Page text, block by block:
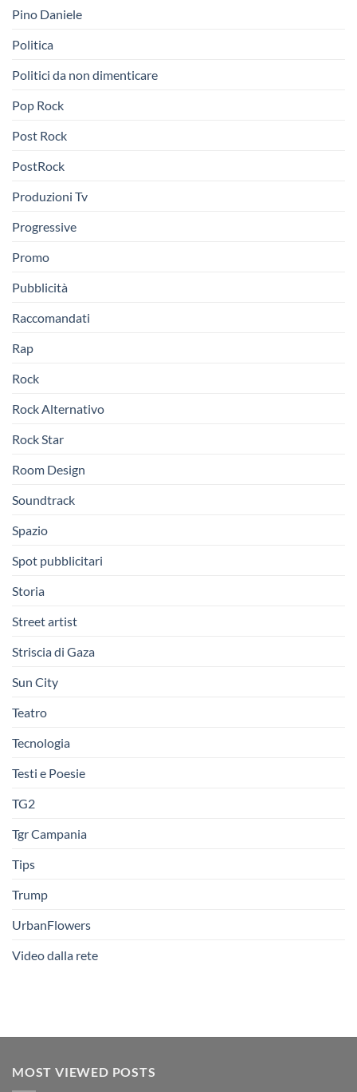
Pino Daniele
Politica
Politici da non dimenticare
Pop Rock
Post Rock
PostRock
Produzioni Tv
Progressive
Promo
Pubblicità
Raccomandati
Rap
Rock
Rock Alternativo
Rock Star
Room Design
Soundtrack
Spazio
Spot pubblicitari
Storia
Street artist
Striscia di Gaza
Sun City
Teatro
Tecnologia
Testi e Poesie
TG2
Tgr Campania
Tips
Trump
UrbanFlowers
Video dalla rete
MOST VIEWED POSTS